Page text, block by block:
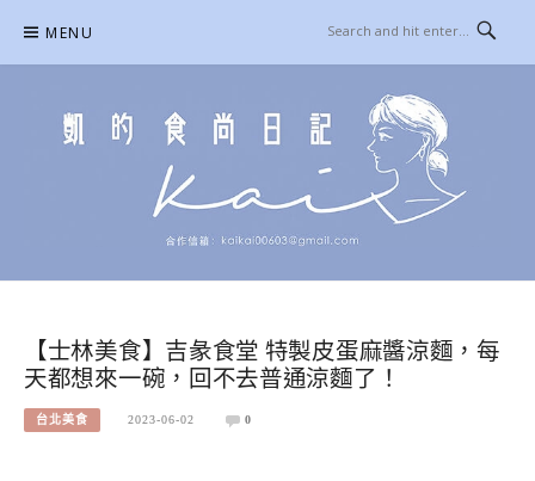
content
MENU
【士林美食】吉彖食堂 特製皮蛋麻醬涼麵，每
天都想來一碗，回不去普通涼麵了！
台北美食 2023-06-02 0